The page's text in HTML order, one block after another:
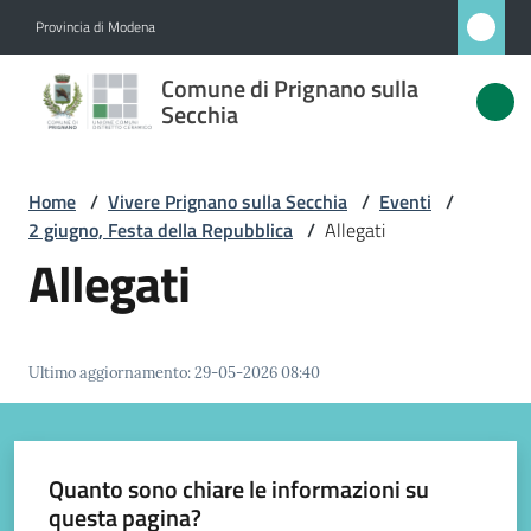
Provincia di Modena
Comune di Prignano sulla
Secchia
Comune
di
sulla
Secchia
Vivere
Home / Vivere Prignano sulla Secchia / Eventi /
2 giugno, Festa della Repubblica / Allegati
Allegati
Ultimo aggiornamento:29-05-2026 08:40
Quanto sono chiare le informazioni su
questa pagina?